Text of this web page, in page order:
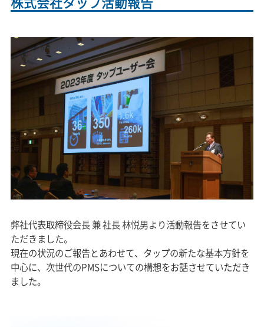
弊社代表取締役会長 兼 社長 林悦男より活動報告をさせてい
ただきました。
現在の状況のご報告とあわせて、タップの新たな基本方針を
中心に、次世代のPMSについての構想をお話させていただき
ました。